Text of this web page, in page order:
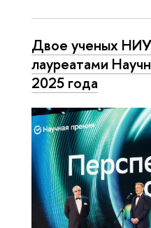
Двое ученых
лауреатами
2025 года